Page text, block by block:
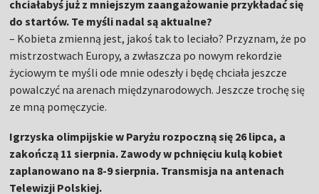
chciałabyś już z mniejszym zaangażowanie przykładać się
do startów. Te myśli nadal są aktualne?
– Kobieta zmienną jest, jakoś tak to leciało? Przyznam, że po
mistrzostwach Europy, a zwłaszcza po nowym rekordzie
życiowym te myśli ode mnie odeszły i będę chciała jeszcze
powalczyć na arenach międzynarodowych. Jeszcze trochę się
ze mną pomęczycie.
Igrzyska olimpijskie w Paryżu rozpoczną się 26 lipca, a
zakończą 11 sierpnia. Zawody w pchnięciu kulą kobiet
zaplanowano na 8-9 sierpnia. Transmisja na antenach
Telewizji Polskiej.